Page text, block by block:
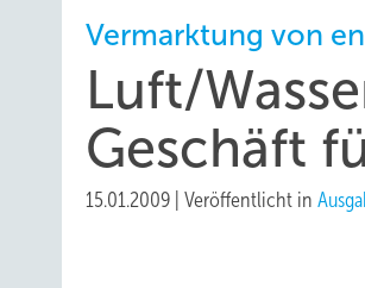
Vermarktung von
Luft/
Geschäft
15.01.2009 Veröffentlicht in